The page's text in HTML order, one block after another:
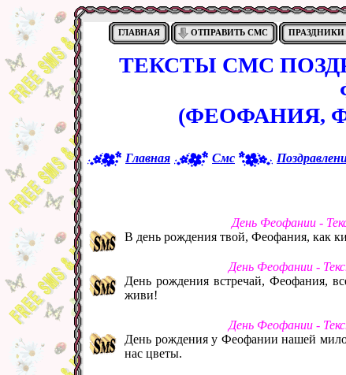
ГЛАВНАЯ ОТПРАВИТЬ СМС ПРАЗДНИКИ
ТЕКСТЫ СМС
(ФЕОФАНИЯ,
Главная Смс
День Феофании -
В день рождения твой, Феофания, как
День Феофании -
День рождения встречай, Феофания,
живи!
День Феофании -
День рождения у Феофании нашей
нас цветы.